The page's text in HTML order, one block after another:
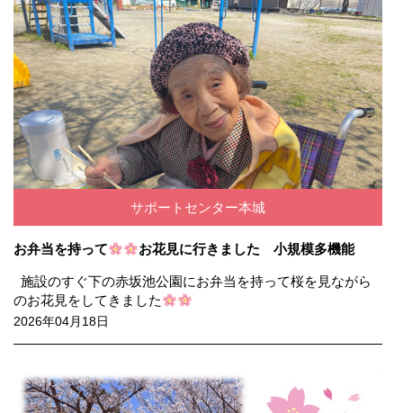
サポートセンター本城
お弁当を持って お花見に行きました 小規模多機能
施設のすぐ下の赤坂池公園にお弁当を持って桜を見ながら
のお花見をしてきました
2026年04月18日